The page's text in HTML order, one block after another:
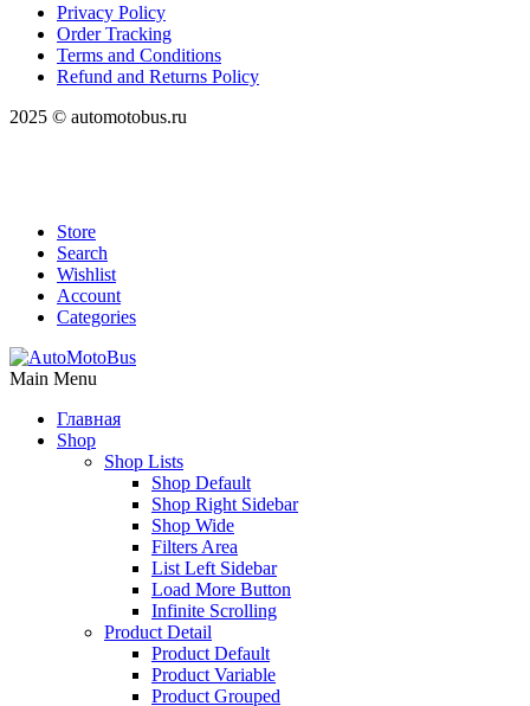
Privacy Policy
Order Tracking
Terms and Conditions
Refund and Returns Policy
2025 © automotobus.ru
Store
Search
Wishlist
Account
Categories
Main Menu
Главная
Shop
Shop Lists
Shop Default
Shop Right Sidebar
Shop Wide
Filters Area
List Left Sidebar
Load More Button
Infinite Scrolling
Product Detail
Product Default
Product Variable
Product Grouped